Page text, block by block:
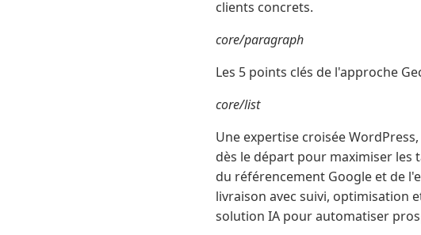
clients concrets.
core/paragraph
Les 5 points clés de l'approche
core/list
Une expertise croisée
dès le départ pour maximiser
du référencement Google et de
livraison avec suivi, optimisation
solution IA pour automatiser